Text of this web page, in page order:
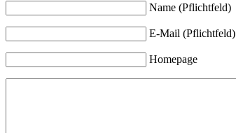
Name (Pflichtfeld)
E-Mail (Pflichtfeld)
Homepage